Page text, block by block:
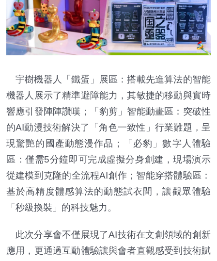
宇樹機器人「鐵蛋」展區：搭載先進算法的智能
機器人展示了精準避障能力，其敏捷的移動與實時
響應引發陣陣讚嘆；「豹剪」智能動畫區：突破性
的AI動漫技術解決了「角色一致性」行業難題，呈
現驚艷的國產動態漫作品；「必豹」數字人體驗
區：僅需5分鐘即可完成虛擬分身創建，現場演示
從建模到克隆的全流程AI創作；智能穿搭體驗區：
基於高精度體感算法的動態試衣間，讓觀眾體驗
「秒級換裝」的科技魅力。
此次分享會不僅展現了AI技術在文創領域的創新
應用，更通過互動體驗讓與會者直觀感受到技術賦